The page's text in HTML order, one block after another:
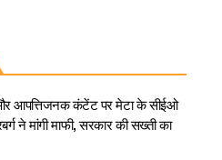
आपत्तिजनक कंटेंट पर मेटा के सीईओ
ने मांगी माफी, सरकार की सख्ती का